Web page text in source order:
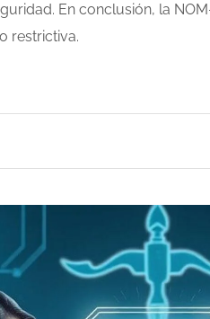
En conclusión, la
restrictiva.